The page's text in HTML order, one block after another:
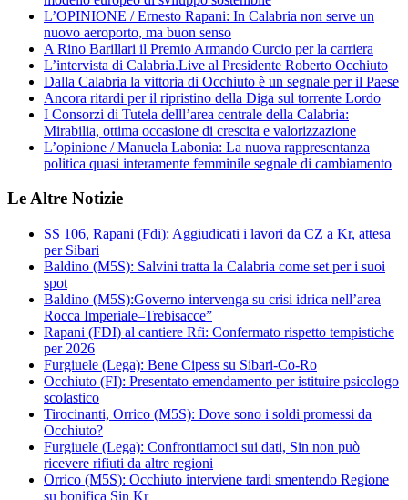
L’OPINIONE / Ernesto Rapani: In Calabria non serve un
nuovo aeroporto, ma buon senso
A Rino Barillari il Premio Armando Curcio per la carriera
L’intervista di Calabria.Live al Presidente Roberto Occhiuto
Dalla Calabria la vittoria di Occhiuto è un segnale per il Paese
Ancora ritardi per il ripristino della Diga sul torrente Lordo
I Consorzi di Tutela delll’area centrale della Calabria:
Mirabilia, ottima occasione di crescita e valorizzazione
L’opinione / Manuela Labonia: La nuova rappresentanza
politica quasi interamente femminile segnale di cambiamento
Le Altre Notizie
SS 106, Rapani (Fdi): Aggiudicati i lavori da CZ a Kr, attesa
per Sibari
Baldino (M5S): Salvini tratta la Calabria come set per i suoi
spot
Baldino (M5S):Governo intervenga su crisi idrica nell’area
Rocca Imperiale–Trebisacce”
Rapani (FDI) al cantiere Rfi: Confermato rispetto tempistiche
per 2026
Furgiuele (Lega): Bene Cipess su Sibari-Co-Ro
Occhiuto (FI): Presentato emendamento per istituire psicologo
scolastico
Tirocinanti, Orrico (M5S): Dove sono i soldi promessi da
Occhiuto?
Furgiuele (Lega): Confrontiamoci sui dati, Sin non può
ricevere rifiuti da altre regioni
Orrico (M5S): Occhiuto interviene tardi smentendo Regione
su bonifica Sin Kr